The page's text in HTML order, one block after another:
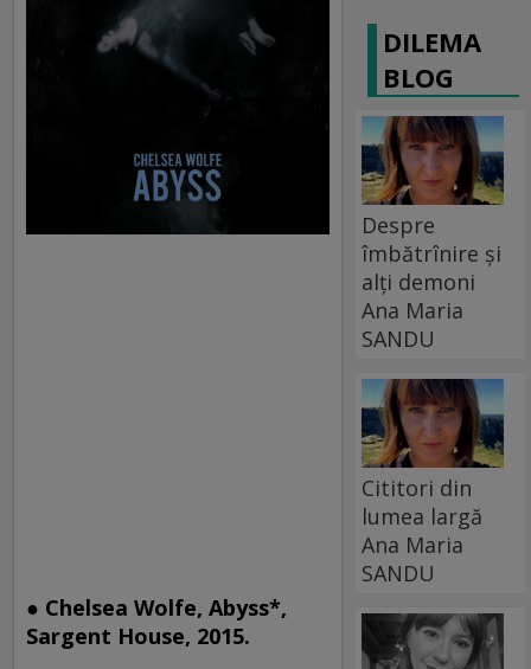
● Chelsea Wolfe, Abyss*,
Sargent House, 2015.
DILEMA
BLOG
Despre
îmbătrînire și
alți demoni
Ana Maria
SANDU
Cititori din
lumea largă
Ana Maria
SANDU